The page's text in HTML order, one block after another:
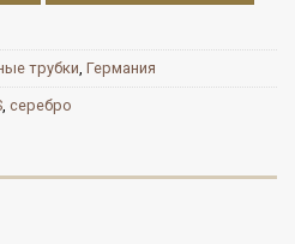
трубки Германия
серебро